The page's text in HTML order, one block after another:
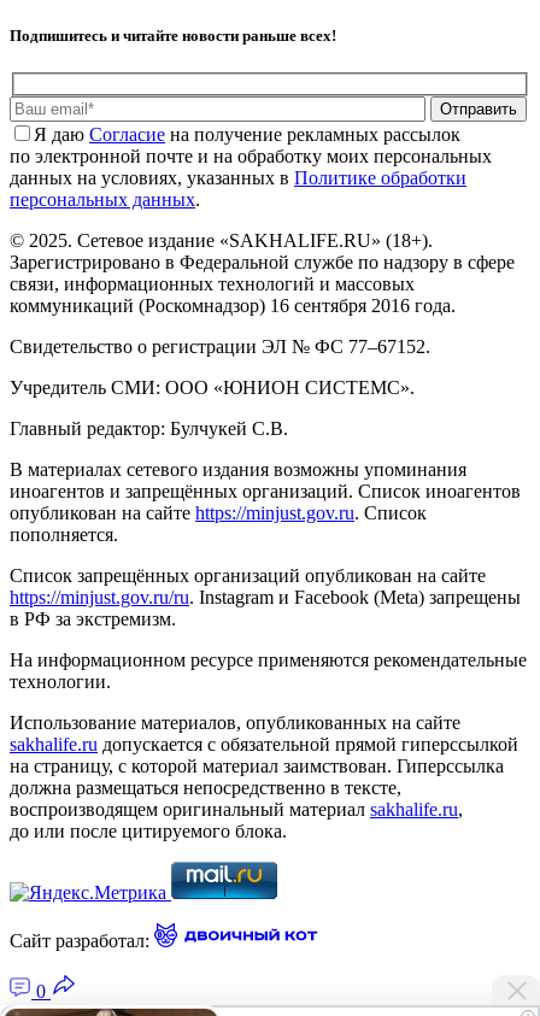
Подпишитесь и читайте новости раньше всех!
Отправить
Я даю Cогласие на получение рекламных рассылок
по электронной почте и на обработку моих персональных
данных на условиях, указанных в Политике обработки
персональных данных.
© 2025. Сетевое издание «SAKHALIFE.RU» (18+).
Зарегистрировано в Федеральной службе по надзору в сфере
связи, информационных технологий и массовых
коммуникаций (Роскомнадзор) 16 сентября 2016 года.
Свидетельство о регистрации ЭЛ № ФС 77–67152.
Учредитель СМИ: ООО «ЮНИОН СИСТЕМС».
Главный редактор: Булчукей С.В.
В материалах сетевого издания возможны упоминания
иноагентов и запрещённых организаций. Список иноагентов
опубликован на сайте https://minjust.gov.ru. Список
пополняется.
Список запрещённых организаций опубликован на сайте
https://minjust.gov.ru/ru. Instagram и Facebook (Metа) запрещены
в РФ за экстремизм.
На информационном ресурсе применяются рекомендательные
технологии.
Использование материалов, опубликованных на сайте
sakhalife.ru допускается с обязательной прямой гиперссылкой
на страницу, с которой материал заимствован. Гиперссылка
должна размещаться непосредственно в тексте,
воспроизводящем оригинальный материал sakhalife.ru,
до или после цитируемого блока.
Сайт разработал:
0